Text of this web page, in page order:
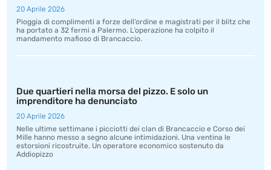
20 Aprile 2026
Pioggia di complimenti a forze dell’ordine e magistrati per il blitz che
ha portato a 32 fermi a Palermo. L’operazione ha colpito il
mandamento mafioso di Brancaccio.
Due quartieri nella morsa del pizzo. E solo un
imprenditore ha denunciato
20 Aprile 2026
Nelle ultime settimane i picciotti dei clan di Brancaccio e Corso dei
Mille hanno messo a segno alcune intimidazioni. Una ventina le
estorsioni ricostruite. Un operatore economico sostenuto da
Addiopizzo